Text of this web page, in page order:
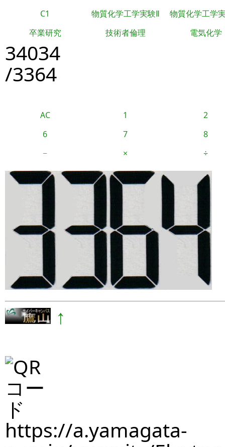
C1 物質化学工学実験Ⅱ
物質化学工学
卒業研究
技術者倫理 電気化学
34034
/3364
AC 1
2
6
7
8
−
× ÷
↑
https://a.yamagata-